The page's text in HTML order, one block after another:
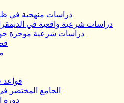
دراسات منهجية في ظل
دراسات شرعية واقعية في
دراسات شرعية موجزة
قواعد
الجامع المختصر
دورة